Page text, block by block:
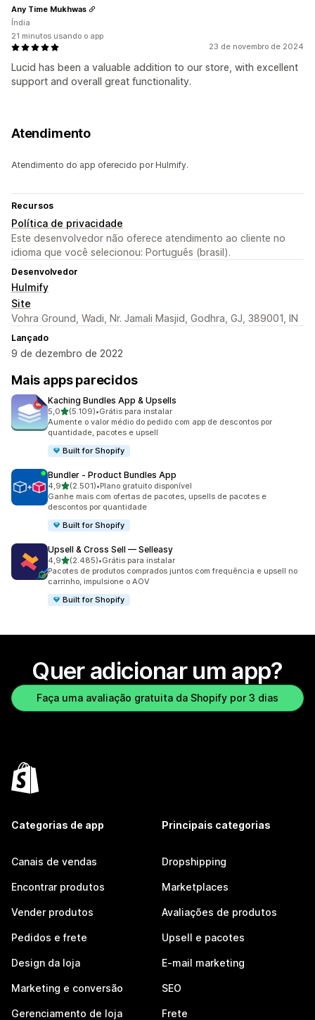
23 de novembro de 2024
Lucid has been a valuable addition to our store, with excellent
support and overall great functionality.
Any Time Mukhwas
Índia
21 minutos usando o app
Atendimento
Atendimento do app oferecido por Hulmify.
Recursos
Política de privacidade
Este desenvolvedor não oferece atendimento ao cliente no
idioma que você selecionou: Português (brasil).
Desenvolvedor
Hulmify
Site
Vohra Ground, Wadi, Nr. Jamali Masjid, Godhra, GJ, 389001, IN
Lançado
9 de dezembro de 2022
Mais apps parecidos
Kaching Bundles App & Upsells
5,0de 5 estrelas
(5.109)
5109 avaliações ao todo
•Grátis para instalar
Aumente o valor médio do pedido com app de descontos por
quantidade, pacotes e upsell
Built for Shopify
Bundler ‑ Product Bundles App
4,9de 5 estrelas
(2.501)
2501 avaliações ao todo
•Plano gratuito disponível
Ganhe mais com ofertas de pacotes, upsells de pacotes e
descontos por quantidade
Built for Shopify
Upsell & Cross Sell — Selleasy
4,9de 5 estrelas
(2.485)
2485 avaliações ao todo
•Grátis para instalar
Pacotes de produtos comprados juntos com frequência e upsell no
carrinho, impulsione o AOV
Built for Shopify
Quer adicionar um app?
Faça uma avaliação gratuita da Shopify por 3 dias
Categorias de app
Canais de vendas
Encontrar produtos
Vender produtos
Pedidos e frete
Design da loja
Marketing e conversão
Gerenciamento de loja
Principais categorias
Dropshipping
Marketplaces
Avaliações de produtos
Upsell e pacotes
E-mail marketing
SEO
Frete